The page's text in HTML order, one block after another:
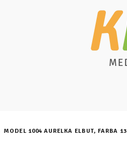
MODEL 1004 AURELKA ELBUT, FARBA 13